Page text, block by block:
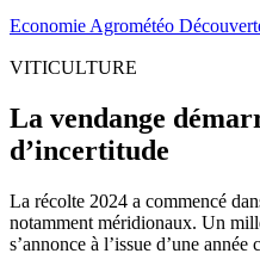
Economie Agrométéo
VITICULTURE
La vendange
d’incertitude
La récolte 2024 a commencé
notamment méridionaux. Un
s’annonce à l’issue d’une